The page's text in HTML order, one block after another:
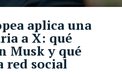
aplica una
a X: qué
Musk y qué
red social